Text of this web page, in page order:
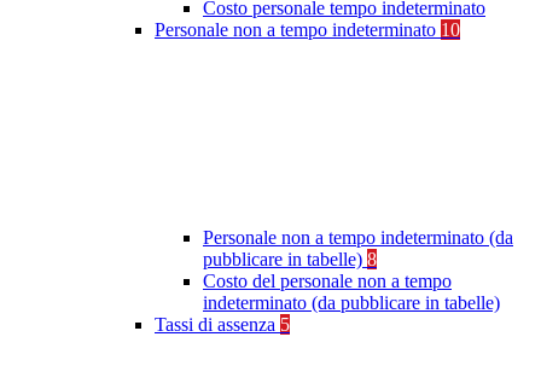
Costo personale tempo indeterminato
Personale non a tempo indeterminato 10
Personale non a tempo indeterminato (da
pubblicare in tabelle) 8
Costo del personale non a tempo
indeterminato (da pubblicare in tabelle)
Tassi di assenza 5